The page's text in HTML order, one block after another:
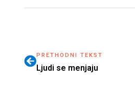
PRETHODNI TEKST
Ljudi se menjaju